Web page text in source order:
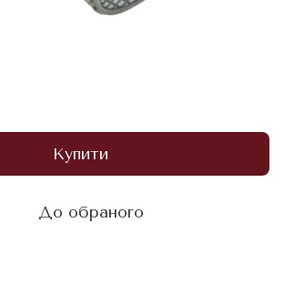
Купити
До обраного